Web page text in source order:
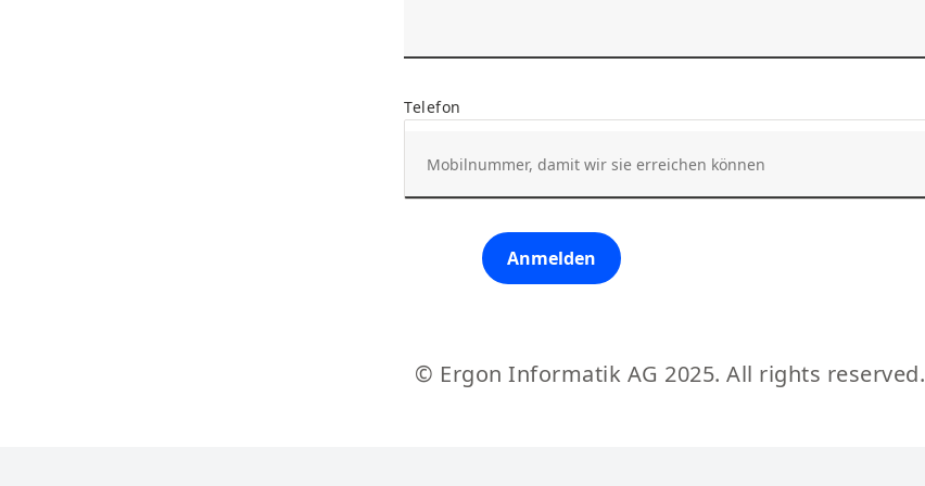
Telefon
Anmelden
© Ergon Informatik AG 2025. All rights reserved.